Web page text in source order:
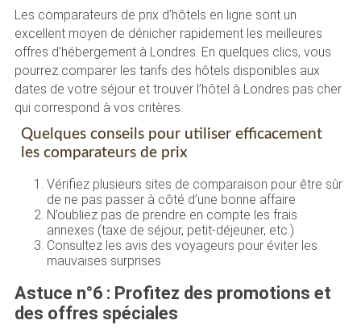
Les comparateurs de prix d’hôtels en ligne sont un
excellent moyen de dénicher rapidement les meilleures
offres d’hébergement à Londres. En quelques clics, vous
pourrez comparer les tarifs des hôtels disponibles aux
dates de votre séjour et trouver l’hôtel à Londres pas cher
qui correspond à vos critères.
Quelques conseils pour utiliser efficacement
les comparateurs de prix
Vérifiez plusieurs sites de comparaison pour être sûr
de ne pas passer à côté d’une bonne affaire
N’oubliez pas de prendre en compte les frais
annexes (taxe de séjour, petit-déjeuner, etc.)
Consultez les avis des voyageurs pour éviter les
mauvaises surprises
Astuce n°6 : Profitez des promotions et
des offres spéciales